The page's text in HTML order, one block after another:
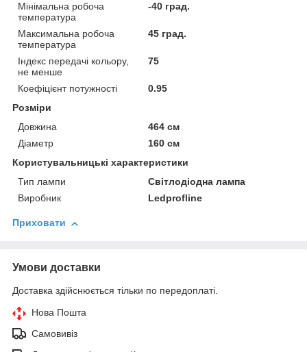
Мінімальна робоча
температура
-40 град.
Максимальна робоча
температура
45 град.
Індекс передачі кольору,
не менше
75
Коефіцієнт потужності
0.95
Розміри
Довжина
464 см
Діаметр
160 см
Користувальницькі характеристики
Тип лампи
Світлодіодна лампа
Виробник
Ledprofline
Приховати
Умови доставки
Доставка здійснюється тільки по передоплаті.
Нова Пошта
Самовивіз